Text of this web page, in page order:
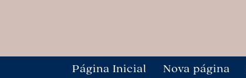
Página Inicial Nova página